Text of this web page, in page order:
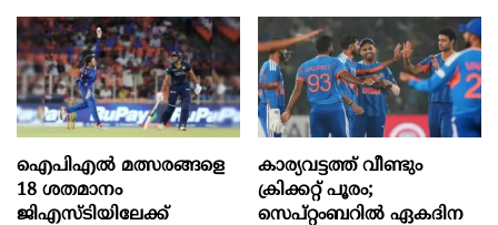
ഐപിഎൽ മത്സരങ്ങളെ
18 ശതമാനം
ജിഎസ്ടിയിലേക്ക്
കാര്യവട്ടത്ത് വീണ്ടും
ക്രിക്കറ്റ് പൂരം;
സെപ്റ്റംബറില്‍ ഏകദിന